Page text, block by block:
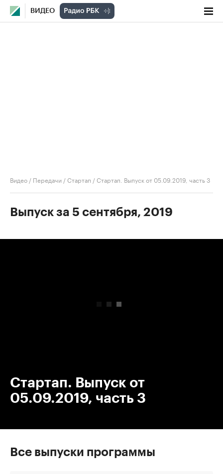
ВИДЕО
Видео / Передачи /Стартап /Стартап. Выпуск от 05.09.2019, часть 3
Выпуск за 5 сентября, 2019
Стартап. Выпуск от
05.09.2019, часть 3
Все выпуски программы